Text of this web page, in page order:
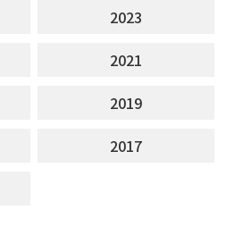
2023
2021
2019
2017